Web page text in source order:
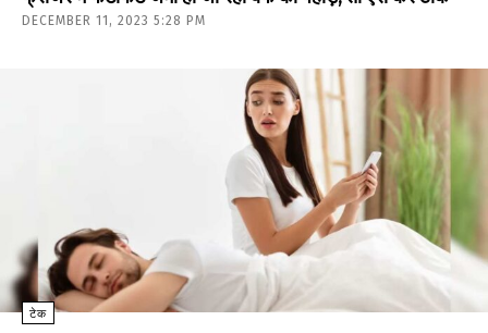
DECEMBER 11, 2023 5:28 PM
टेक